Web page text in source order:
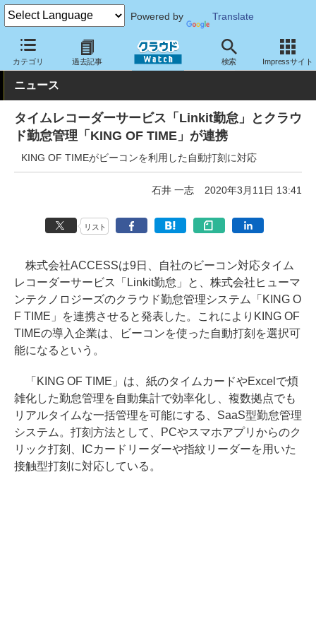
Powered by Translate
カテゴリ 過去記事 検索 Impressサイト
クラウド Watch トピック 協業・提携 国内
ニュース
タイムレコーダーサービス「Linkit勤怠」とクラウ
ド勤怠管理「KING OF TIME」が連携
KING OF TIMEがビーコンを利用した自動打刻に対応
石井 一志 2020年3月11日 13:41
リスト
株式会社ACCESSは9日、自社のビーコン対応タイム
レコーダーサービス「Linkit勤怠」と、株式会社ヒューマ
ンテクノロジーズのクラウド勤怠管理システム「KING O
F TIME」を連携させると発表した。これによりKING OF
TIMEの導入企業は、ビーコンを使った自動打刻を選択可
能になるという。
「KING OF TIME」は、紙のタイムカードやExcelで煩
雑化した勤怠管理を自動集計で効率化し、複数拠点でも
リアルタイムな一括管理を可能にする、SaaS型勤怠管理
システム。打刻方法として、PCやスマホアプリからのク
リック打刻、ICカードリーダーや指紋リーダーを用いた
接触型打刻に対応している。